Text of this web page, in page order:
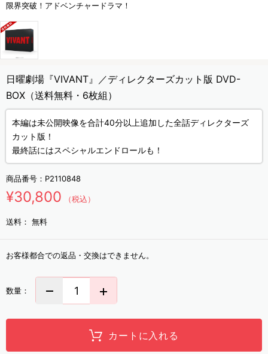
限界突破！アドベンチャードラマ！
日曜劇場『VIVANT』／ディレクターズカット版 DVD-
BOX（送料無料・6枚組）
本編は未公開映像を合計40分以上追加した全話ディレクターズ
カット版！
最終話にはスペシャルエンドロールも！
商品番号： P2110848
¥30,800 （税込）
送料： 無料
お客様都合での返品・交換はできません。
数量：
カートに入れる